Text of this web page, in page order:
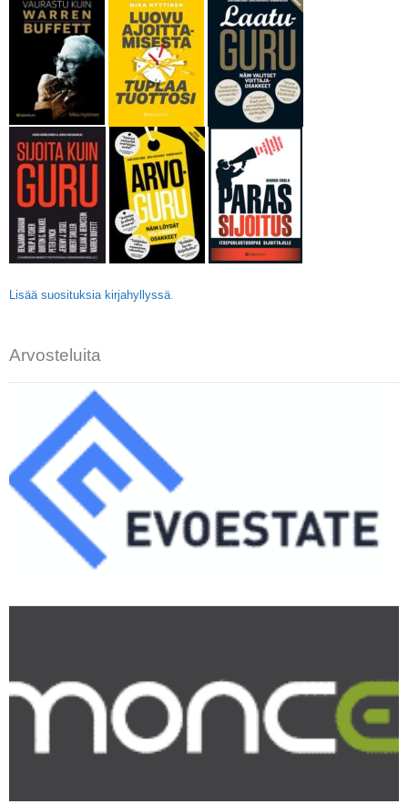
Lisää suosituksia kirjahyllyssä.
Arvosteluita